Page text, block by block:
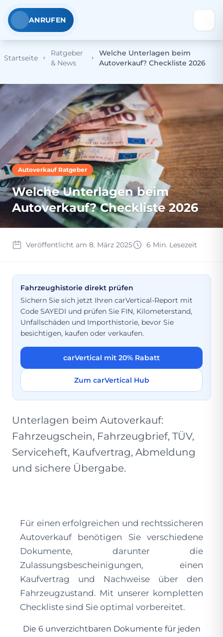
ANRUFEN
Startseite
Ratgeber
& News
Welche Unterlagen beim
Autoverkauf? Checkliste 2026
Autoverkauf Ratgeber
Welche Unterlagen beim
Autoverkauf? Checkliste 2026
Veröffentlicht am 8. März 2025 6 Min. Lesezeit
Fahrzeughistorie direkt prüfen
Sichern Sie sich jetzt Ihren carVertical-Report mit
Code SAYEDI und prüfen Sie FIN, Kilometerstand,
Unfallschäden und Importhistorie, bevor Sie
besichtigen, kaufen oder verkaufen.
carVertical mit 20% Rabatt
Zum carVertical Hub
Unterlagen beim Autoverkauf:
Fahrzeugschein, Fahrzeugbrief, TÜV,
Serviceheft, Kaufvertrag, Abmeldung
und sichere Übergabe.
Für einen erfolgreichen und rechtssicheren
Autoverkauf benötigen Sie verschiedene
Dokumente, darunter die
Zulassungsbescheinigungen, einen
Kaufvertrag und Nachweise über den
Fahrzeugzustand. Mit unserer kompletten
Checkliste sind Sie optimal vorbereitet.
Die 6 unverzichtbaren Dokumente für jeden